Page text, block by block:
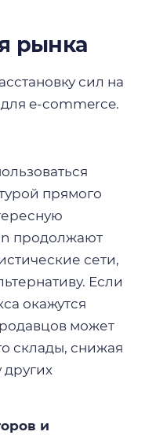
рынка
сил на
e-commerce.
прямого
продолжают
сети,
Если
окажутся
может
склады, снижая
других
и